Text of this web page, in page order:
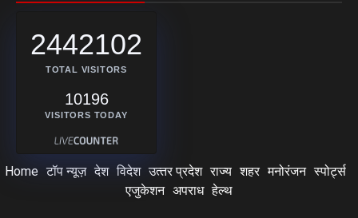
2442102
TOTAL VISITORS
10196
VISITORS TODAY
Home टॉप न्यूज़ देश विदेश उत्‍तर प्रदेश राज्य शहर मनोरंजन स्पोर्ट्स
एजुकेशन अपराध हेल्थ